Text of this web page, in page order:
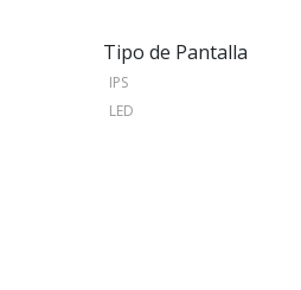
Tipo de Pantalla
IPS
LED